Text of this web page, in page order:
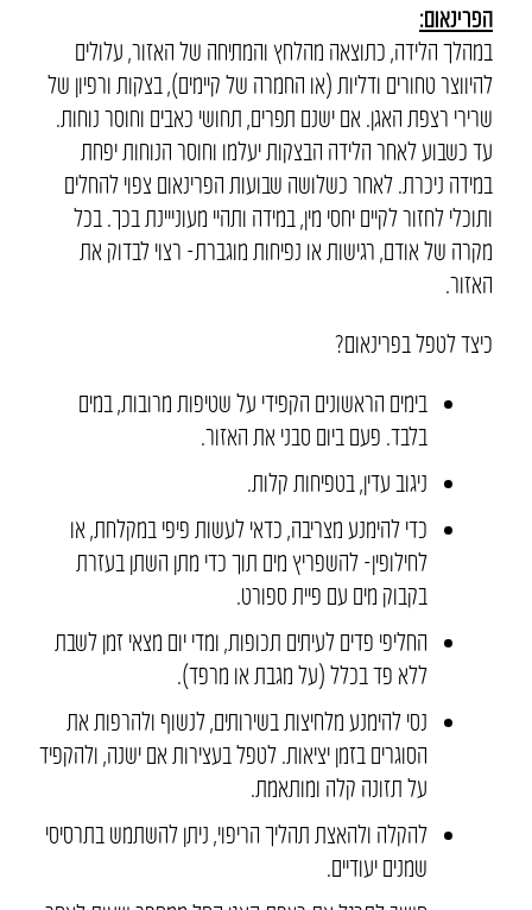
הפרינאום:
במהלך הלידה, כתוצאה מהלחץ והמתיחה של האזור, עלולים
להיווצר טחורים ודליות (או החמרה של קיימים), בצקות ורפיון של
שרירי רצפת האגן. אם ישנם תפרים, תחושי כאבים וחוסר נוחות.
עד כשבוע לאחר הלידה הבצקות יעלמו וחוסר הנוחות יפחת
במידה ניכרת. לאחר כשלושה שבועות הפרינאום צפוי להחלים
ותוכלי לחזור לקיים יחסי מין, במידה ותהיי מעונייינת בכך. בכל
מקרה של אודם, רגישות או נפיחות מוגברת- רצוי לבדוק את
האזור.
כיצד לטפל בפרינאום?
בימים הראשונים הקפידי על שטיפות מרובות, במים
בלבד. פעם ביום סבני את האזור.
ניגוב עדין, בטפיחות קלות.
כדי להימנע מצריבה, כדאי לעשות פיפי במקלחת, או
לחילופין- להשפריץ מים תוך כדי מתן השתן בעזרת
בקבוק מים עם פיית ספורט.
החליפי פדים לעיתים תכופות, ומדי יום מצאי זמן לשבת
ללא פד בכלל (על מגבת או מרפד).
נסי להימנע מלחיצות בשירותים, לנשוף ולהרפות את
הסוגרים בזמן יציאות. לטפל בעצירות אם ישנה, ולהקפיד
על תזונה קלה ומותאמת.
להקלה ולהאצת תהליך הריפוי, ניתן להשתמש בתרסיסי
שמנים יעודיים.